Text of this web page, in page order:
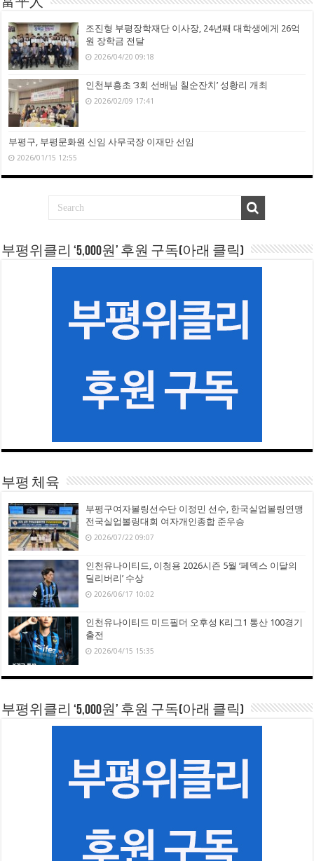
조진형 부평장학재단 이사장, 24년째 대학생에게 26억
원 장학금 전달
2026/04/20 09:18
인천부흥초 ‘3회 선배님 칠순잔치’ 성황리 개최
2026/02/09 17:41
부평구, 부평문화원 신임 사무국장 이재만 선임
2026/01/15 12:55
부평위클리 ‘5,000원’ 후원 구독(아래 클릭)
부평 체육
부평구여자볼링선수단 이정민 선수, 한국실업볼링연맹
전국실업볼링대회 여자개인종합 준우승
2026/07/22 09:07
인천유나이티드, 이청용 2026시즌 5월 ‘페덱스 이달의
딜리버리’ 수상
2026/06/17 10:02
인천유나이티드 미드필더 오후성 K리그1 통산 100경기
출전
2026/04/15 15:35
부평위클리 ‘5,000원’ 후원 구독(아래 클릭)